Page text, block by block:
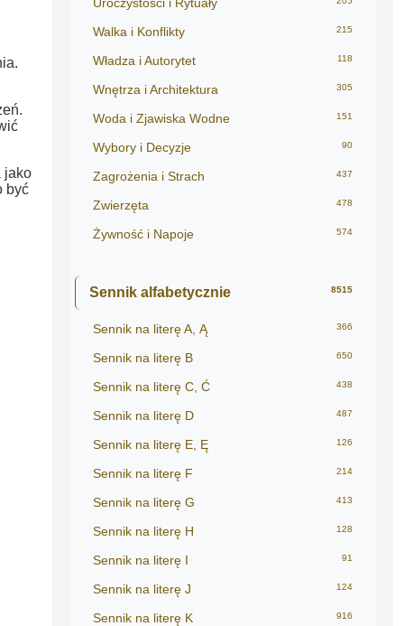
jako
być
Walka i Konflikty 215
Władza i Autorytet 118
Wnętrza i Architektura 305
Woda i Zjawiska Wodne 151
Wybory i Decyzje 90
Zagrożenia i Strach 437
Zwierzęta 478
Żywność i Napoje 574
Sennik alfabetycznie 8515
Sennik na literę A, Ą 366
Sennik na literę B 650
Sennik na literę C, Ć 438
Sennik na literę D 487
Sennik na literę E, Ę 126
Sennik na literę F 214
Sennik na literę G 413
Sennik na literę H 128
Sennik na literę I 91
Sennik na literę J 124
Sennik na literę K 916